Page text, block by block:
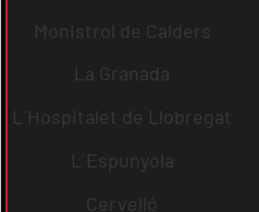
Monistrol de Calders
La Granada
L´Hospitalet de Llobregat
L´Espunyola
Cervelló